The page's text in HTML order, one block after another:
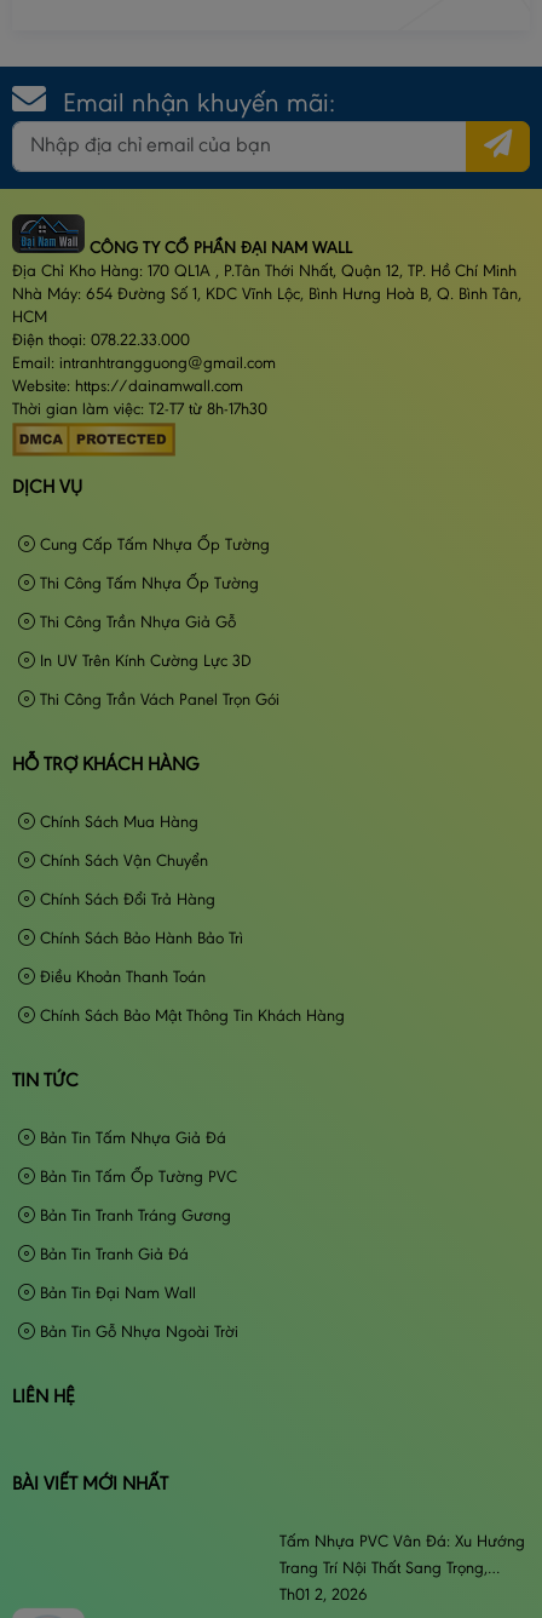
Email nhận khuyến mãi:
CÔNG TY CỔ PHẦN ĐẠI NAM WALL
Địa Chỉ Kho Hàng: 170 QL1A , P.Tân Thới Nhất, Quận 12, TP. Hồ Chí Minh
Nhà Máy: 654 Đường Số 1, KDC Vĩnh Lộc, Bình Hưng Hoà B, Q. Bình Tân,
HCM
Điện thoại: 078.22.33.000
Email: intranhtrangguong@gmail.com
Website: https://dainamwall.com
Thời gian làm việc: T2-T7 từ 8h-17h30
DỊCH VỤ
Cung Cấp Tấm Nhựa Ốp Tường
Thi Công Tấm Nhựa Ốp Tường
Thi Công Trần Nhựa Giả Gỗ
In UV Trên Kính Cường Lực 3D
Thi Công Trần Vách Panel Trọn Gói
HỖ TRỢ KHÁCH HÀNG
Chính Sách Mua Hàng
Chính Sách Vận Chuyển
Chính Sách Đổi Trả Hàng
Chính Sách Bảo Hành Bảo Trì
Điều Khoản Thanh Toán
Chính Sách Bảo Mật Thông Tin Khách Hàng
TIN TỨC
Bản Tin Tấm Nhựa Giả Đá
Bản Tin Tấm Ốp Tường PVC
Bản Tin Tranh Tráng Gương
Bản Tin Tranh Giả Đá
Bản Tin Đại Nam Wall
Bản Tin Gỗ Nhựa Ngoài Trời
LIÊN HỆ
BÀI VIẾT MỚI NHẤT
Tấm Nhựa PVC Vân Đá: Xu Hướng
Trang Trí Nội Thất Sang Trọng,
Đẳng Cấp & Bền Bỉ
Th01 2, 2026